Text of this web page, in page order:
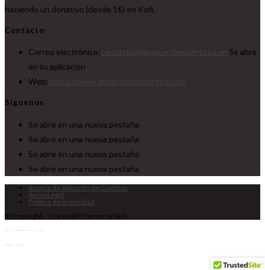
haciendo un donativo (desde 1€) en Kofi.
Contacto
Correo electrónico:
Se abre
en tu aplicación
Web:
Síguenos
Se abre en una nueva pestaña
Se abre en una nueva pestaña
Se abre en una nueva pestaña
Se abre en una nueva pestaña
Acerca de Almacén de Cuentos
Aviso Legal
Política de privacidad
© Copyright - OceanWP Theme by Nick